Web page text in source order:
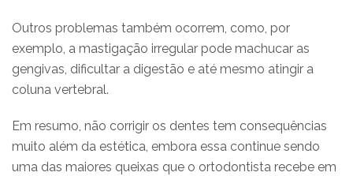
Outros problemas também ocorrem, como, por
exemplo, a mastigação irregular pode machucar as
gengivas, dificultar a digestão e até mesmo atingir a
coluna vertebral.
Em resumo, não corrigir os dentes tem consequências
muito além da estética, embora essa continue sendo
uma das maiores queixas que o ortodontista recebe em